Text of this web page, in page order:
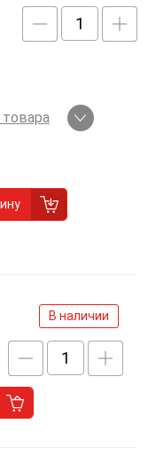
В наличии